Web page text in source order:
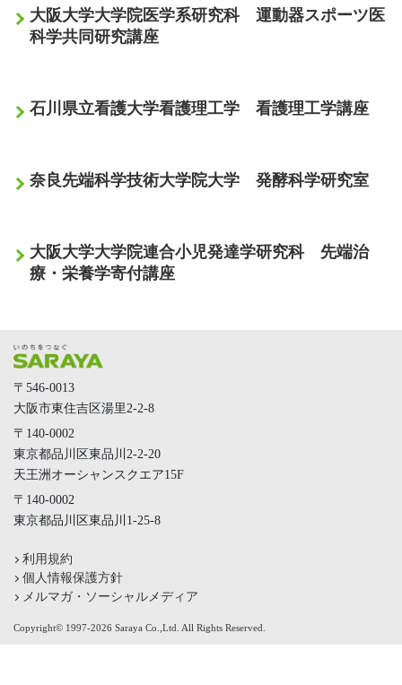
大阪大学大学院医学系研究科 運動器スポーツ医
科学共同研究講座
石川県立看護大学看護理工学 看護理工学講座
奈良先端科学技術大学院大学 発酵科学研究室
大阪大学大学院連合小児発達学研究科 先端治
療・栄養学寄付講座
〒546-0013
大阪市東住吉区湯里2-2-8
〒140-0002
東京都品川区東品川2-2-20
天王洲オーシャンスクエア15F
〒140-0002
東京都品川区東品川1-25-8
利用規約
個人情報保護方針
メルマガ・ソーシャルメディア
Copyright© 1997-2026 Saraya Co.,Ltd. All Rights Reserved.